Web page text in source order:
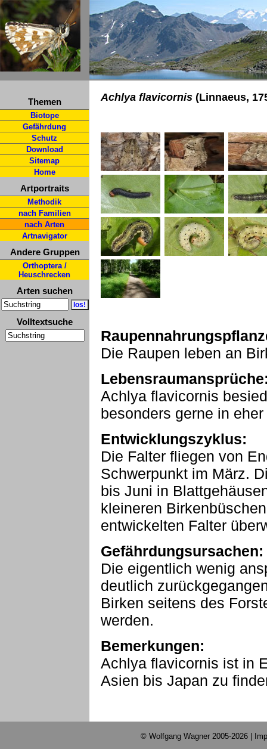
Themen
Biotope
Gefährdung
Schutz
Download
Sitemap
Home
Artportraits
Methodik
nach Familien
nach Arten
Artnavigator
Andere Gruppen
Orthoptera /
Heuschrecken
Arten suchen
Volltextsuche
Achlya flavicornis (Linnaeus,
Die Raupen leben an
Achlya flavicornis
besonders gerne in
Entwicklungszyklus:
Die Falter fliegen von
Schwerpunkt im März.
bis Juni in
kleineren
entwickelten Falter
Gefährdungsursachen:
Die eigentlich wenig
deutlich
Birken seitens des
werden.
Bemerkungen:
Achlya flavicornis ist in
Asien bis Japan zu
© Wolfgang Wagner 2005-2026 |